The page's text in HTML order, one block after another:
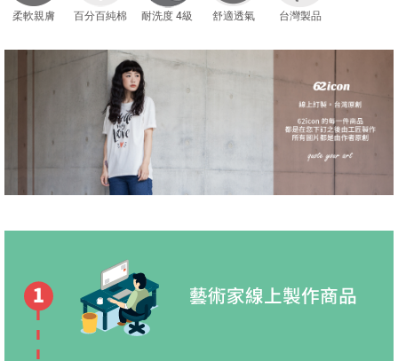
柔軟親膚 百分百純棉 耐洗度 4級 舒適透氣 台灣製品